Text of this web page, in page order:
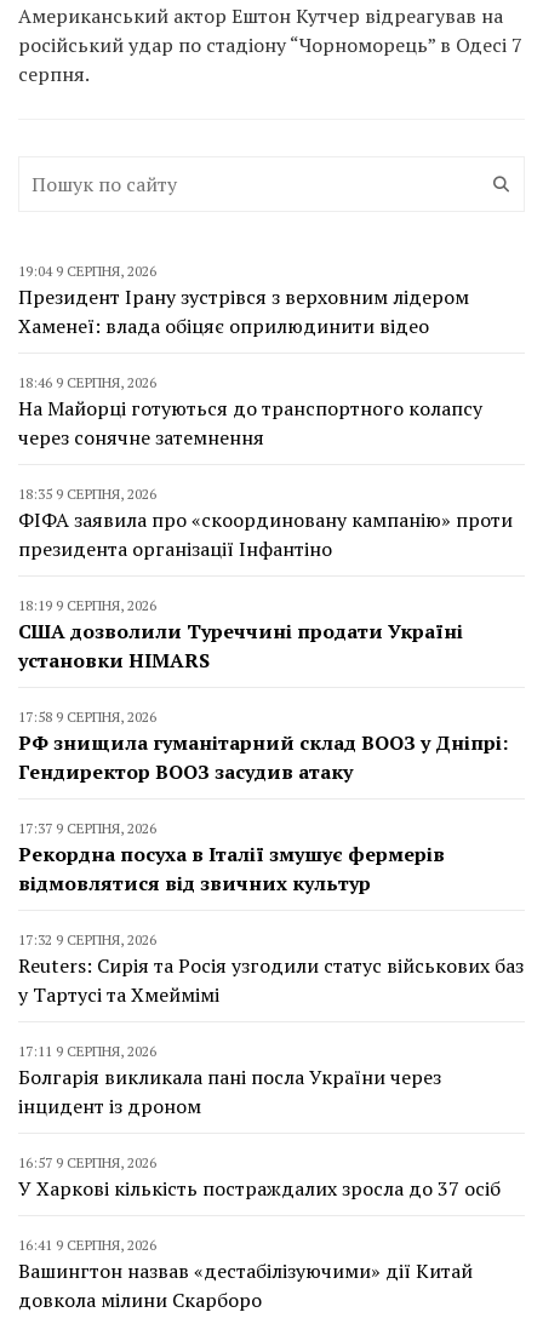
Американський актор Ештон Кутчер відреагував на
російський удар по стадіону “Чорноморець” в Одесі 7
серпня.
19:04 9 СЕРПНЯ, 2026
Президент Ірану зустрівся з верховним лідером
Хаменеї: влада обіцяє оприлюдинити відео
18:46 9 СЕРПНЯ, 2026
На Майорці готуються до транспортного колапсу
через сонячне затемнення
18:35 9 СЕРПНЯ, 2026
ФІФА заявила про «скоординовану кампанію» проти
президента організації Інфантіно
18:19 9 СЕРПНЯ, 2026
США дозволили Туреччині продати Україні
установки HIMARS
17:58 9 СЕРПНЯ, 2026
РФ знищила гуманітарний склад ВООЗ у Дніпрі:
Гендиректор ВООЗ засудив атаку
17:37 9 СЕРПНЯ, 2026
Рекордна посуха в Італії змушує фермерів
відмовлятися від звичних культур
17:32 9 СЕРПНЯ, 2026
Reuters: Сирія та Росія узгодили статус військових баз
у Тартусі та Хмеймімі
17:11 9 СЕРПНЯ, 2026
Болгарія викликала пані посла України через
інцидент із дроном
16:57 9 СЕРПНЯ, 2026
У Харкові кількість постраждалих зросла до 37 осіб
16:41 9 СЕРПНЯ, 2026
Вашингтон назвав «дестабілізуючими» дії Китай
довкола мілини Скарборо